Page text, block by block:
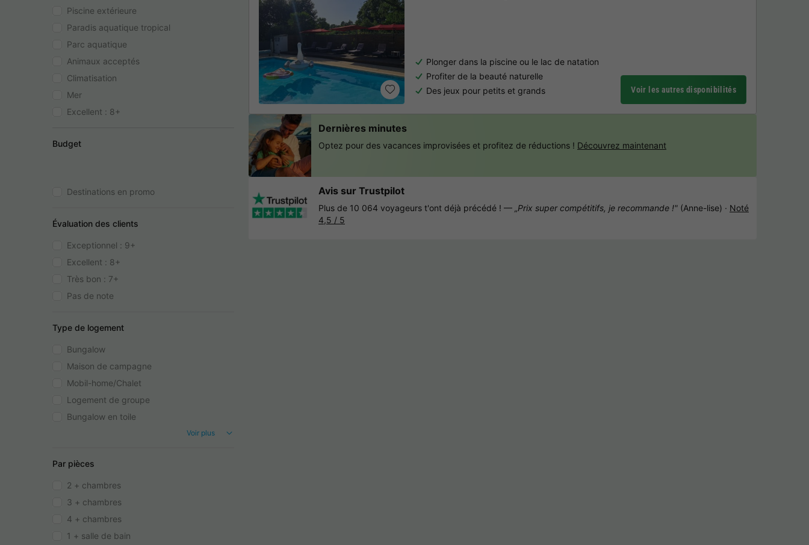
Piscine extérieure
Paradis aquatique tropical
Parc aquatique
Animaux acceptés
Climatisation
Mer
Excellent : 8+
Budget
Destinations en promo
Évaluation des clients
Exceptionnel : 9+
Excellent : 8+
Très bon : 7+
Pas de note
Type de logement
Bungalow
Maison de campagne
Mobil-home/Chalet
Logement de groupe
Bungalow en toile
Voir plus
Par pièces
2 + chambres
3 + chambres
4 + chambres
1 + salle de bain
Plonger dans la piscine ou le lac de natation
Profiter de la beauté naturelle
Des jeux pour petits et grands
Voir les autres disponibilités
Dernières minutes
Optez pour des vacances improvisées et profitez de réductions ! Découvrez maintenant
Avis sur Trustpilot
Plus de 10 064 voyageurs t'ont déjà précédé ! — „Prix super compétitifs, je recommande !" (Anne-lise) · Noté
4,5 / 5